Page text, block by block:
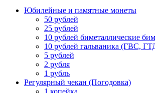
Юбилейные и памятные монеты
50 рублей
25 рублей
10 рублей биметаллические бим
10 рублей гальваника (ГВС,
5 рублей
2 рубля
1 рубль
Регулярный чекан (Погодовка)
1 копейка